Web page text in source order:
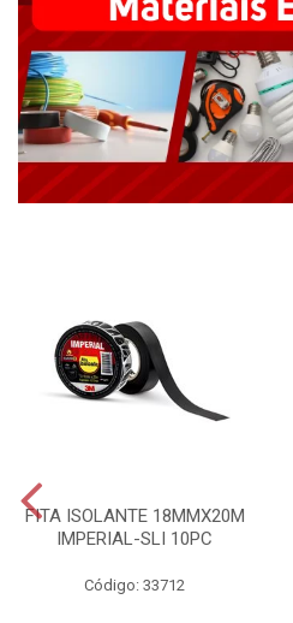
FITA ISOLANTE 18MMX20M
IMPERIAL-SLI 10PC
Código: 33712